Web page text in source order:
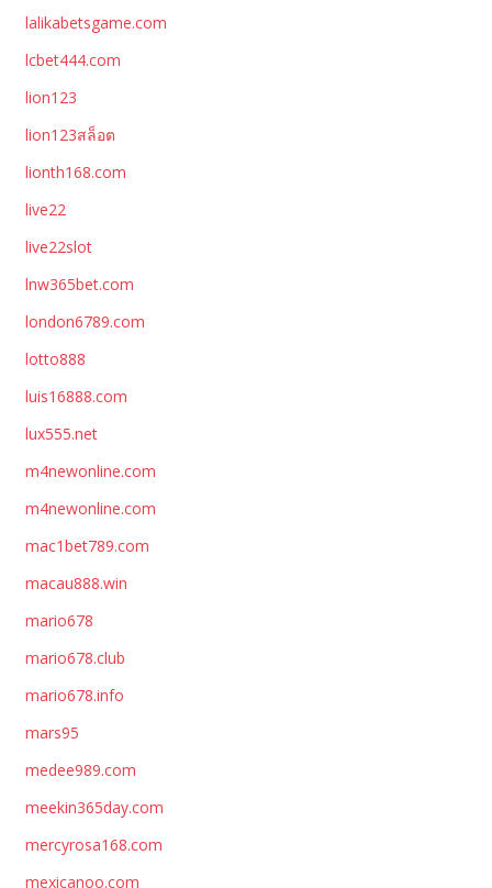
lalikabetsgame.com
lcbet444.com
lion123
lion123สล็อต
lionth168.com
live22
live22slot
lnw365bet.com
london6789.com
lotto888
luis16888.com
lux555.net
m4newonline.com
m4newonline.com
mac1bet789.com
macau888.win
mario678
mario678.club
mario678.info
mars95
medee989.com
meekin365day.com
mercyrosa168.com
mexicanoo.com